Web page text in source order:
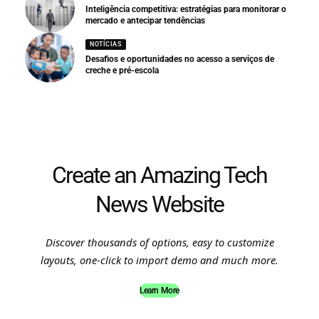
Inteligência competitiva: estratégias para monitorar o
mercado e antecipar tendências
NOTÍCIAS
Desafios e oportunidades no acesso a serviços de
creche e pré-escola
Create an Amazing Tech
News Website
Discover thousands of options, easy to customize
layouts, one-click to import demo and much more.
Learn More